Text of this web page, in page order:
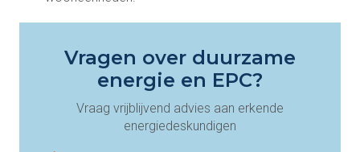
Vragen over duurzame
energie en EPC?
Vraag vrijblijvend advies aan erkende
energiedeskundigen